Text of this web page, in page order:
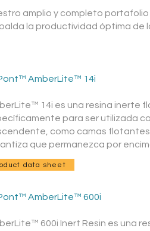
amplio y completo
la productividad óptima de
AmberLite™ 14i
14i es una resina inerte
para ser utilizada
como camas
que permanezca por
AmberLite™ 600i
600i Inert Resin es una
data sheet